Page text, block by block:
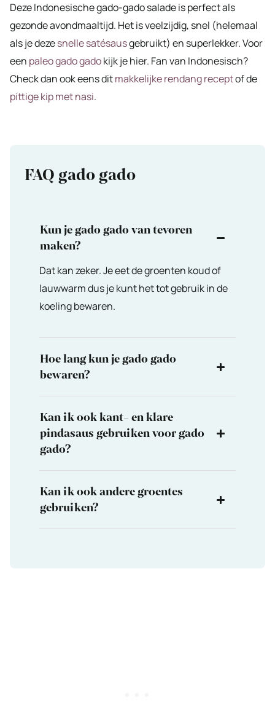
Deze Indonesische gado-gado salade is perfect als
gezonde avondmaaltijd. Het is veelzijdig, snel (helemaal
als je dezesnelle satésausgebruikt) en superlekker. Voor
een paleo gado gadokijk je hier. Fan van Indonesisch?
Check dan ook eens ditmakkelijke rendang receptof de
pittige kip met nasi.
FAQ gado gado
Kun je gado gado van tevoren
maken?
Dat kan zeker. Je eet de groenten koud of
lauwwarm dus je kunt het tot gebruik in de
koeling bewaren.
Hoe lang kun je gado gado
bewaren?
Kan ik ook kant- en klare
pindasaus gebruiken voor gado
gado?
Kan ik ook andere groentes
gebruiken?